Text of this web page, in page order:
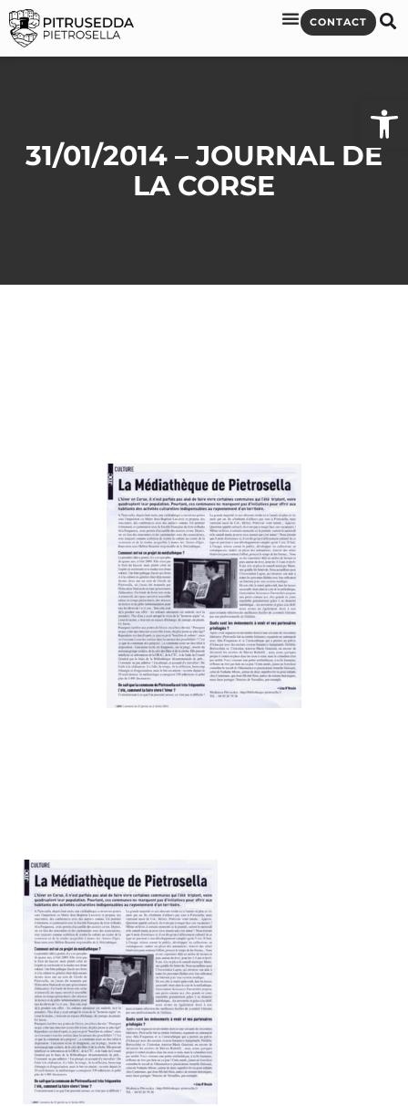
CONTACT
31/01/2014 – JOURNAL DE
LA CORSE
Ouvrir